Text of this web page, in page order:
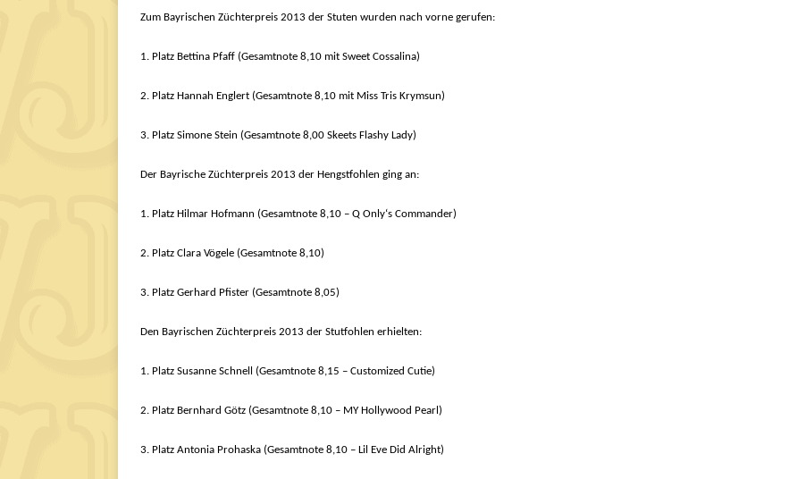
Zum Bayrischen Züchterpreis 2013 der Stuten wurden nach vorne gerufen:
1. Platz Bettina Pfaff (Gesamtnote 8,10 mit Sweet Cossalina)
2. Platz Hannah Englert (Gesamtnote 8,10 mit Miss Tris Krymsun)
3. Platz Simone Stein (Gesamtnote 8,00 Skeets Flashy Lady)
Der Bayrische Züchterpreis 2013 der Hengstfohlen ging an:
1. Platz Hilmar Hofmann (Gesamtnote 8,10 – Q Only‘s Commander)
2. Platz Clara Vögele (Gesamtnote 8,10)
3. Platz Gerhard Pfister (Gesamtnote 8,05)
Den Bayrischen Züchterpreis 2013 der Stutfohlen erhielten:
1. Platz Susanne Schnell (Gesamtnote 8,15 – Customized Cutie)
2. Platz Bernhard Götz (Gesamtnote 8,10 – MY Hollywood Pearl)
3. Platz Antonia Prohaska (Gesamtnote 8,10 – Lil Eve Did Alright)